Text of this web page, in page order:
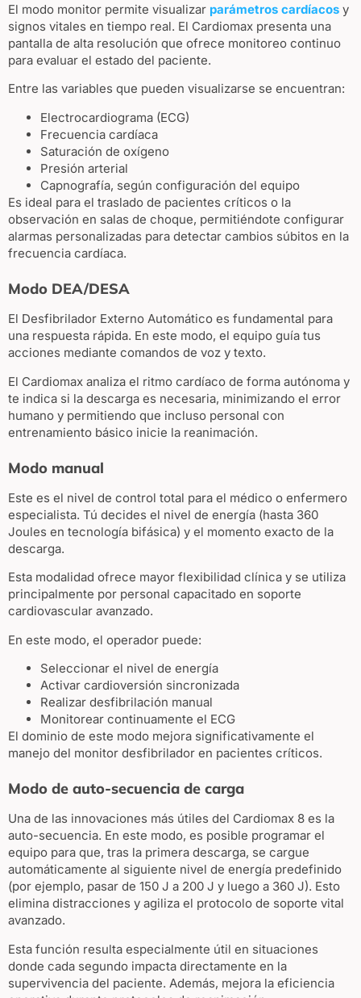
El modo monitor permite visualizar parámetros cardíacos y
signos vitales en tiempo real. El Cardiomax presenta una
pantalla de alta resolución que ofrece monitoreo continuo
para evaluar el estado del paciente.
Entre las variables que pueden visualizarse se encuentran:
Electrocardiograma (ECG)
Frecuencia cardíaca
Saturación de oxígeno
Presión arterial
Capnografía, según configuración del equipo
Es ideal para el traslado de pacientes críticos o la
observación en salas de choque, permitiéndote configurar
alarmas personalizadas para detectar cambios súbitos en la
frecuencia cardíaca.
Modo DEA/DESA
El Desfibrilador Externo Automático es fundamental para
una respuesta rápida. En este modo, el equipo guía tus
acciones mediante comandos de voz y texto.
El Cardiomax analiza el ritmo cardíaco de forma autónoma y
te indica si la descarga es necesaria, minimizando el error
humano y permitiendo que incluso personal con
entrenamiento básico inicie la reanimación.
Modo manual
Este es el nivel de control total para el médico o enfermero
especialista. Tú decides el nivel de energía (hasta 360
Joules en tecnología bifásica) y el momento exacto de la
descarga.
Esta modalidad ofrece mayor flexibilidad clínica y se utiliza
principalmente por personal capacitado en soporte
cardiovascular avanzado.
En este modo, el operador puede:
Seleccionar el nivel de energía
Activar cardioversión sincronizada
Realizar desfibrilación manual
Monitorear continuamente el ECG
El dominio de este modo mejora significativamente el
manejo del monitor desfibrilador en pacientes críticos.
Modo de auto-secuencia de carga
Una de las innovaciones más útiles del Cardiomax 8 es la
auto-secuencia. En este modo, es posible programar el
equipo para que, tras la primera descarga, se cargue
automáticamente al siguiente nivel de energía predefinido
(por ejemplo, pasar de 150 J a 200 J y luego a 360 J). Esto
elimina distracciones y agiliza el protocolo de soporte vital
avanzado.
Esta función resulta especialmente útil en situaciones
donde cada segundo impacta directamente en la
supervivencia del paciente. Además, mejora la eficiencia